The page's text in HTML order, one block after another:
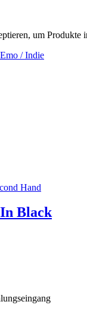
um Produkte
/ Indie
Hand
Black